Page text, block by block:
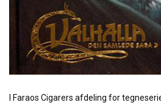
I Faraos Cigarers afdeling for